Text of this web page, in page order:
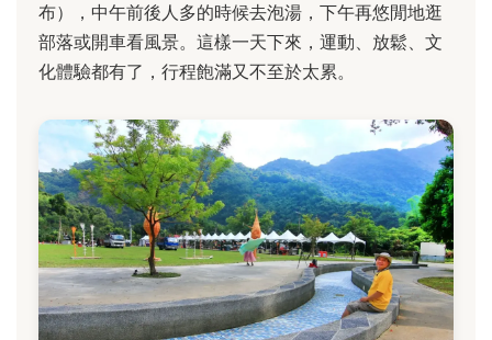
布），中午前後人多的時候去泡湯，下午再悠閒地逛
部落或開車看風景。這樣一天下來，運動、放鬆、文
化體驗都有了，行程飽滿又不至於太累。